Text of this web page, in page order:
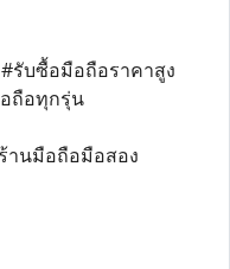
รับซื้อมือถือราคาสูง
ถือทุกรุ่น
านมือถือมือสอง